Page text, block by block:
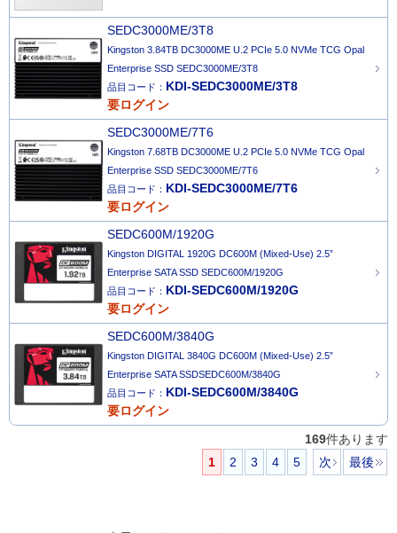
SEDC3000ME/3T8
Kingston 3.84TB DC3000ME U.2 PCIe 5.0 NVMe TCG Opal
Enterprise SSD SEDC3000ME/3T8
品目コード： KDI-SEDC3000ME/3T8
要ログイン
SEDC3000ME/7T6
Kingston 7.68TB DC3000ME U.2 PCIe 5.0 NVMe TCG Opal
Enterprise SSD SEDC3000ME/7T6
品目コード： KDI-SEDC3000ME/7T6
要ログイン
SEDC600M/1920G
Kingston DIGITAL 1920G DC600M (Mixed-Use) 2.5”
Enterprise SATA SSD SEDC600M/1920G
品目コード： KDI-SEDC600M/1920G
要ログイン
SEDC600M/3840G
Kingston DIGITAL 3840G DC600M (Mixed-Use) 2.5”
Enterprise SATA SSDSEDC600M/3840G
品目コード： KDI-SEDC600M/3840G
要ログイン
169件あります
1
2 3 4 5 次 最後